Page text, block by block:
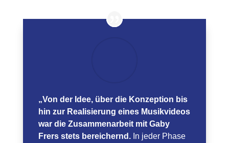
„Von der Idee, über die Konzeption bis
hin zur Realisierung eines Musikvideos
war die Zusammenarbeit mit Gaby
Frers stets bereichernd.In jeder Phase